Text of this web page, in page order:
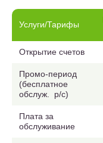
Услуги/Тарифы
Открытие счетов
Промо-период
(бесплатное
обслуж. р/с)
Плата за
обслуживание